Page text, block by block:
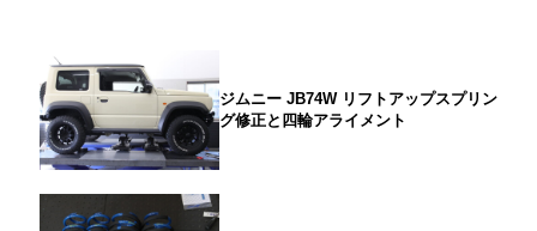
ジムニー JB74W リフトアップスプリン
グ修正と四輪アライメント